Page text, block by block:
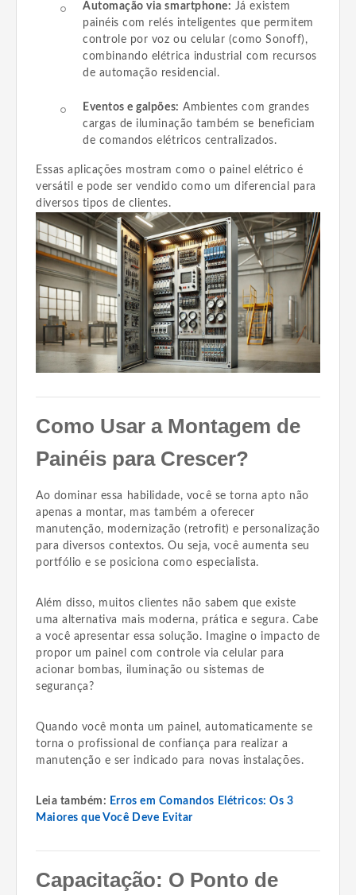
Automação via smartphone: Já existem
painéis com relés inteligentes que permitem
controle por voz ou celular (como Sonoff),
combinando elétrica industrial com recursos
de automação residencial.
Eventos e galpões: Ambientes com grandes
cargas de iluminação também se beneficiam
de comandos elétricos centralizados.
Essas aplicações mostram como o painel elétrico é
versátil e pode ser vendido como um diferencial para
diversos tipos de clientes.
Como Usar a Montagem de
Painéis para Crescer?
Ao dominar essa habilidade, você se torna apto não
apenas a montar, mas também a oferecer
manutenção, modernização (retrofit) e personalização
para diversos contextos. Ou seja, você aumenta seu
portfólio e se posiciona como especialista.
Além disso, muitos clientes não sabem que existe
uma alternativa mais moderna, prática e segura. Cabe
a você apresentar essa solução. Imagine o impacto de
propor um painel com controle via celular para
acionar bombas, iluminação ou sistemas de
segurança?
Quando você monta um painel, automaticamente se
torna o profissional de confiança para realizar a
manutenção e ser indicado para novas instalações.
Leia também: Erros em Comandos Elétricos: Os 3
Maiores que Você Deve Evitar
Capacitação: O Ponto de